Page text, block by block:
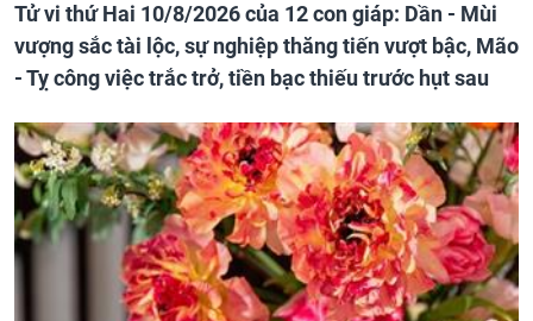
Tử vi thứ Hai 10/8/2026 của 12 con giáp: Dần - Mùi
vượng sắc tài lộc, sự nghiệp thăng tiến vượt bậc, Mão
- Tỵ công việc trắc trở, tiền bạc thiếu trước hụt sau